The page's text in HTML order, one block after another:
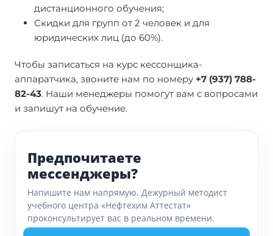
дистанционного обучения;
Скидки для групп от 2 человек и для
юридических лиц (до 60%).
Чтобы записаться на курс кессонщика-
аппаратчика, звоните нам по номеру +7 (937) 788-
82-43. Наши менеджеры помогут вам с вопросами
и запишут на обучение.
Предпочитаете
мессенджеры?
Напишите нам напрямую. Дежурный методист
учебного центра «Нефтехим Аттестат»
проконсультирует вас в реальном времени.